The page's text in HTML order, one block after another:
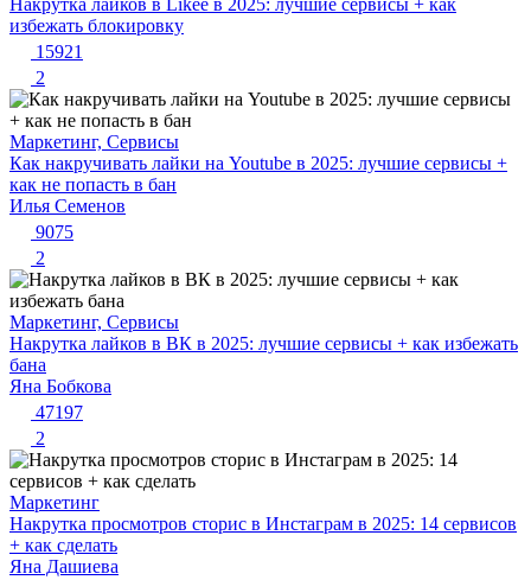
избежать блокировку
15921
2
Маркетинг, Сервисы
Как накручивать лайки на Youtube в 2025: лучшие сервисы +
как не попасть в бан
Илья Семенов
9075
2
Маркетинг, Сервисы
Накрутка лайков в ВК в 2025: лучшие сервисы + как избежать
бана
Яна Бобкова
47197
2
Маркетинг
Накрутка просмотров сторис в Инстаграм в 2025: 14 сервисов
+ как сделать
Яна Дашиева